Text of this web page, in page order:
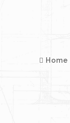
Home